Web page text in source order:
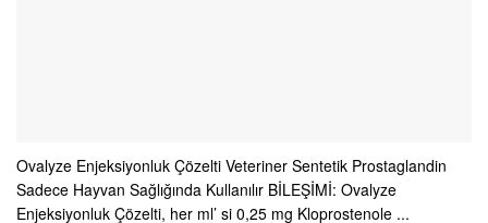
Ovalyze Enjeksiyonluk Çözelti Veteriner Sentetik Prostaglandin
Sadece Hayvan Sağlığında Kullanılır BİLEŞİMİ: Ovalyze
Enjeksiyonluk Çözelti, her ml’ si 0,25 mg Kloprostenole ...